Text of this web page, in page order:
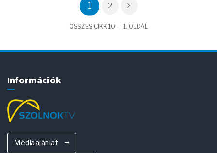
1 2
ÖSSZES CIKK 10 — 1. OLDAL
Információk
Médiaajánlat